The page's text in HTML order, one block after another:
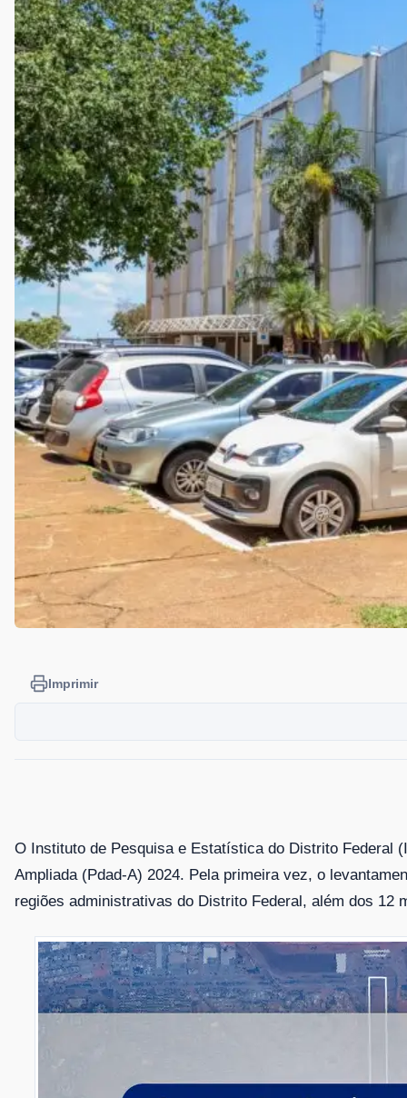
Imprimir
O Instituto de Pesquisa e Estatística do Distrito Federal
Ampliada (Pdad-A) 2024. Pela primeira vez, o
regiões administrativas do Distrito Federal, além dos 12